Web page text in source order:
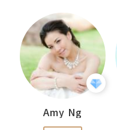
Amy Ng